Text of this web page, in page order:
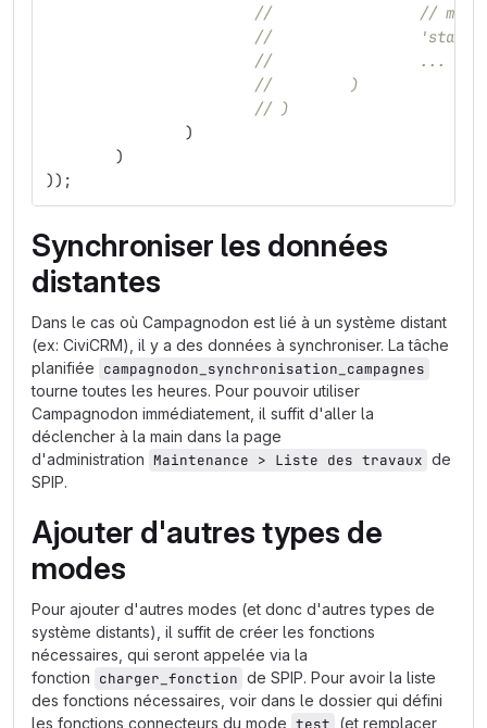
//                 // mêmes
//
//                 ...
//         )
// )
)
)
));
Synchroniser les données
distantes
Dans le cas où Campagnodon est lié à un système distant
(ex: CiviCRM), il y a des données à synchroniser. La tâche
planifiée campagnodon_synchronisation_campagnes
tourne toutes les heures. Pour pouvoir utiliser
Campagnodon immédiatement, il suffit d'aller la
déclencher à la main dans la page
d'administration Maintenance > Liste des travaux de
SPIP.
Ajouter d'autres types de
modes
Pour ajouter d'autres modes (et donc d'autres types de
système distants), il suffit de créer les fonctions
nécessaires, qui seront appelée via la
fonction charger_fonction de SPIP. Pour avoir la liste
des fonctions nécessaires, voir dans le dossier qui défini
les fonctions connecteurs du mode test (et remplacer